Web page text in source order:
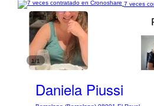
7 veces
1/1
Daniela Piussi